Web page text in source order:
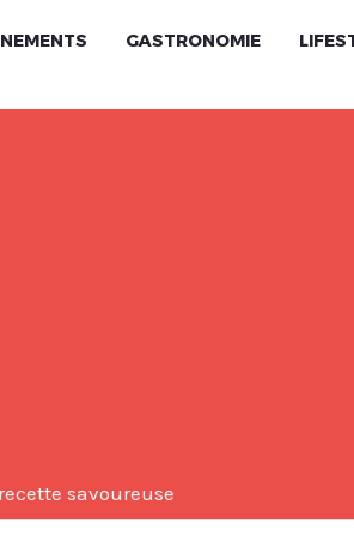
GASTRONOMIE
savoureuse